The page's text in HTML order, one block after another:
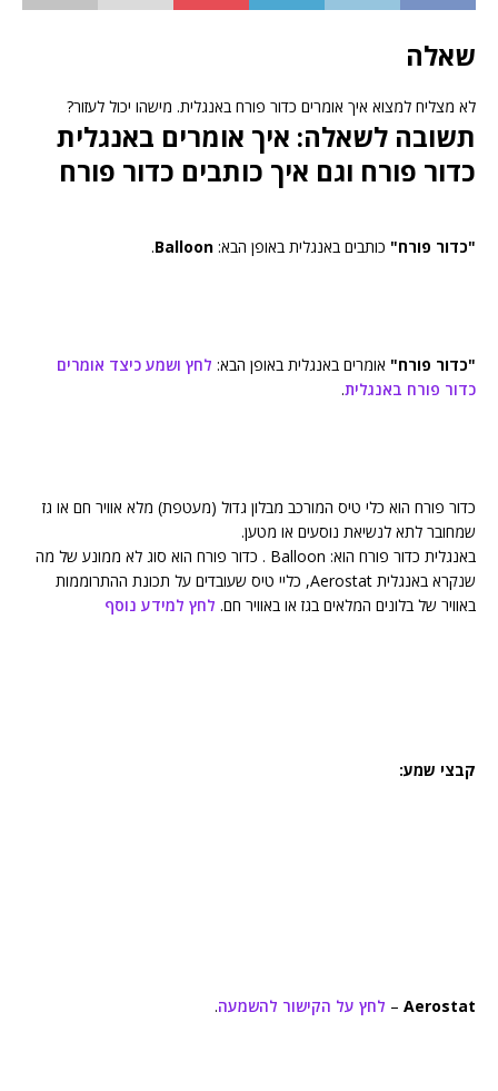
שאלה
לא מצליח למצוא איך אומרים כדור פורח באנגלית. מישהו יכול לעזור?
תשובה לשאלה: איך אומרים באנגלית
כדור פורח וגם איך כותבים כדור פורח
"כדור פורח" כותבים באנגלית באופן הבא: Balloon
.
"כדור פורח" אומרים באנגלית באופן הבא: לחץ ושמע כיצד אומרים
כדור פורח באנגלית.
כדור פורח הוא כלי טיס המורכב מבלון גדול (מעטפת) מלא אוויר חם או גז
שמחובר לתא לנשיאת נוסעים או מטען.
באנגלית כדור פורח הוא: Balloon . כדור פורח הוא סוג לא ממונע של מה
שנקרא באנגלית Aerostat, כליי טיס שעובדים על תכונת ההתרוממות
באוויר של בלונים המלאים בגז או באוויר חם. לחץ למידע נוסף
קבצי שמע:
Aerostat
– לחץ על הקישור להשמעה.